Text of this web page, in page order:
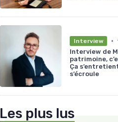
Interview •
Interview de
patrimoine,
Ça
s’écroule
Les plus lus